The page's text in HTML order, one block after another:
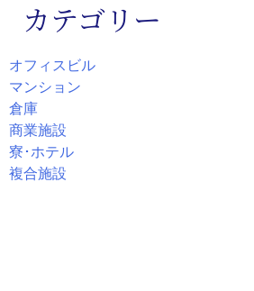
カテゴリー
オフィスビル
マンション
倉庫
商業施設
寮･ホテル
複合施設